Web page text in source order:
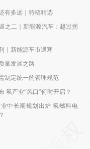
有多远｜特稿精选
之二｜新能源汽车：越过拐
｜新能源车市遇寒
量发展之路
制定统一的管理规范
氢产业“风口”何时开启？
业中长期规划出炉 氢燃料电